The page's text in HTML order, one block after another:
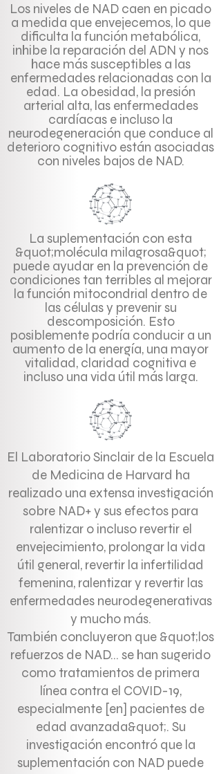
Los niveles de NAD caen en picado
a medida que envejecemos, lo que
dificulta la función metabólica,
inhibe la reparación del ADN y nos
hace más susceptibles a las
enfermedades relacionadas con la
edad. La obesidad, la presión
arterial alta, las enfermedades
cardíacas e incluso la
neurodegeneración que conduce al
deterioro cognitivo están asociadas
con niveles bajos de NAD.
La suplementación con esta
&quot;molécula milagrosa&quot;
puede ayudar en la prevención de
condiciones tan terribles al mejorar
la función mitocondrial dentro de
las células y prevenir su
descomposición. Esto
posiblemente podría conducir a un
aumento de la energía, una mayor
vitalidad, claridad cognitiva e
incluso una vida útil más larga.
El Laboratorio Sinclair de la Escuela
de Medicina de Harvard ha
realizado una extensa investigación
sobre NAD+ y sus efectos para
ralentizar o incluso revertir el
envejecimiento, prolongar la vida
útil general, revertir la infertilidad
femenina, ralentizar y revertir las
enfermedades neurodegenerativas
y mucho más.
También concluyeron que &quot;los
refuerzos de NAD... se han sugerido
como tratamientos de primera
línea contra el COVID-19,
especialmente [en] pacientes de
edad avanzada&quot;. Su
investigación encontró que la
suplementación con NAD puede